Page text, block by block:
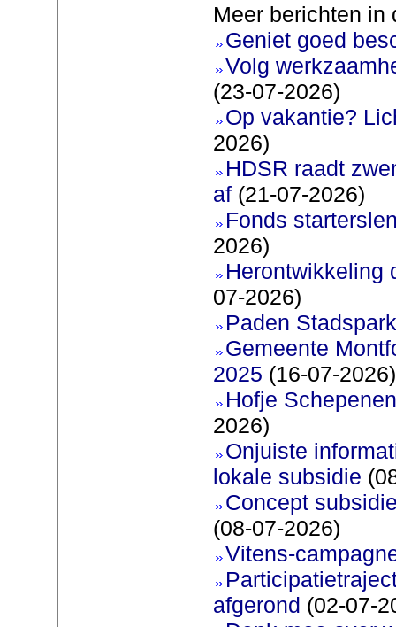
Meer berichten in
Geniet goed
Volg
(23-07-2026)
Op vakantie?
2026)
HDSR raadt
af(21-07-2026)
Fonds
2026)
Herontwikkeling
07-2026)
Paden
Gemeente
2025 (16-07-2026)
Hofje
2026)
Onjuiste
lokale subsidie
Concept
(08-07-2026)
Vitens-
afgerond (02-07-